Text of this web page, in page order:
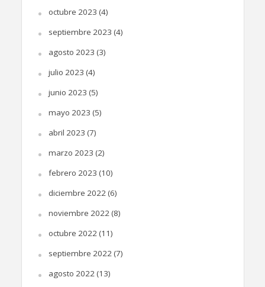
octubre 2023 (4)
septiembre 2023 (4)
agosto 2023 (3)
julio 2023 (4)
junio 2023 (5)
mayo 2023 (5)
abril 2023 (7)
marzo 2023 (2)
febrero 2023 (10)
diciembre 2022(6)
noviembre 2022(8)
octubre 2022(11)
septiembre 2022(7)
agosto 2022(13)